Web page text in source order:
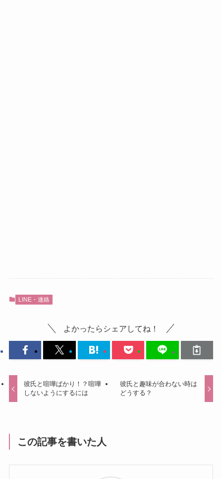
LINE・連絡
よかったらシェアしてね！
彼氏と喧嘩ばかり！？喧嘩
しないようにするには
彼氏と趣味が合わない時は
どうする？
この記事を書いた人